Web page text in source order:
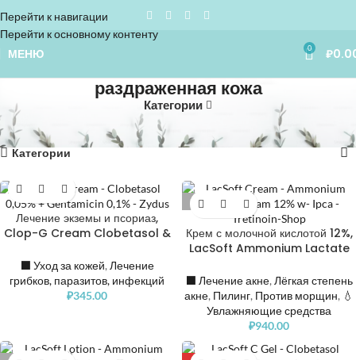
Перейти к навигации
Перейти к основному контенту
МЕНЮ 0 ₽
раздраженная кожа
Категории
Home раздраженная кожа Показаны все (4)
Категории
Лечение экземы и псориаз,
Clop-G Cream Clobetasol &
⬛️ Уход за кожей, Лечение
грибков, паразитов, инфекций
₽345.00
РАСПРОДАНО
Крем с молочной кислотой 12%,
LacSoft Ammonium Lactate
⬛️ Лечение акне, Лёгкая степень
акне, Пилинг, Против морщин, 💧
Увлажняющие средства
₽940.00